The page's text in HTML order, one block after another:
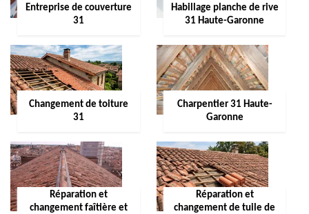
Entreprise de couverture
31
Habillage planche de rive
31 Haute-Garonne
Changement de toiture
31
Charpentier 31 Haute-
Garonne
Réparation et
changement faîtière et
Réparation et
changement de tuile de